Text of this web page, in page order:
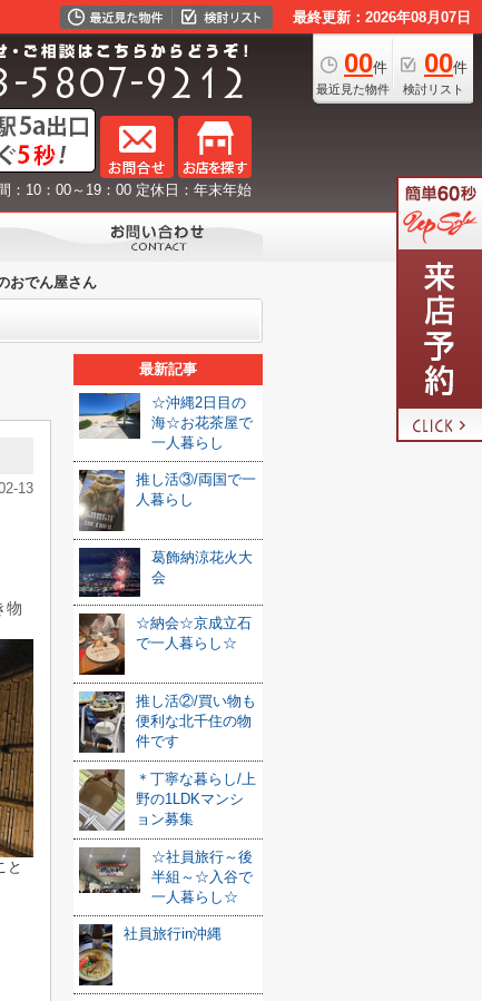
最終更新：2026年08月07日
00件
最近見た物件
00件
検討リスト
：10：00～19：00 定休日：年末年始
おでん屋さん
13
物
と
最新記事
☆沖縄2日目の
海☆お花茶屋で
一人暮らし
推し活③/両国で一
人暮らし
葛飾納涼花火大
会
☆納会☆京成立石
で一人暮らし☆
推し活②/買い物も
便利な北千住の物
件です
＊丁寧な暮らし/上
野の1LDKマンシ
ョン募集
☆社員旅行～後
半組～☆入谷で
一人暮らし☆
社員旅行in沖縄